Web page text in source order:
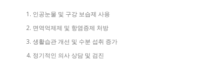
인공눈물 및 구강 보습제 사용
면역억제제 및 항염증제 처방
생활습관 개선 및 수분 섭취 증가
정기적인 의사 상담 및 검진